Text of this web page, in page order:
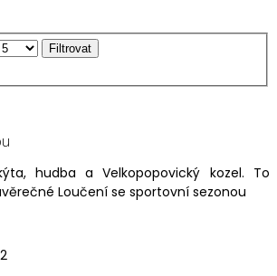
Filtrovat
hudba a Velkopopovický kozel. To
Loučení se sportovní sezonou